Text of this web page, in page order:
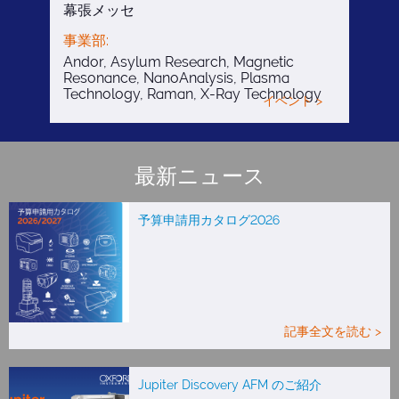
幕張メッセ
事業部:
Andor, Asylum Research, Magnetic
Resonance, NanoAnalysis, Plasma
Technology, Raman, X-Ray Technology
イベント >
最新ニュース
予算申請用カタログ2026
記事全文を読む >
Jupiter Discovery AFM のご紹介